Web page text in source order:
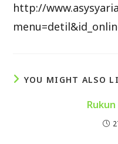
http://
YOU MIGHT ALSO